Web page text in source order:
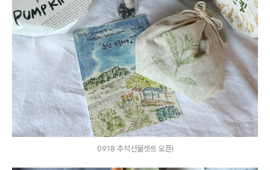
0918 추석선물셋트 오픈!